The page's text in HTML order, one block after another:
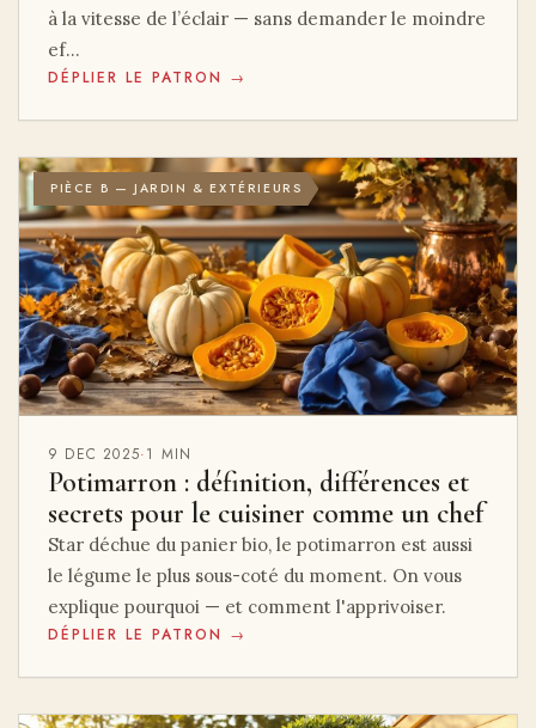
à la vitesse de l’éclair — sans demander le moindre
ef…
DÉPLIER LE PATRON →
PIÈCE B — JARDIN & EXTÉRIEURS
9 DEC 2025·1 MIN
Potimarron : définition, différences et
secrets pour le cuisiner comme un chef
Star déchue du panier bio, le potimarron est aussi
le légume le plus sous-coté du moment. On vous
explique pourquoi — et comment l'apprivoiser.
DÉPLIER LE PATRON →